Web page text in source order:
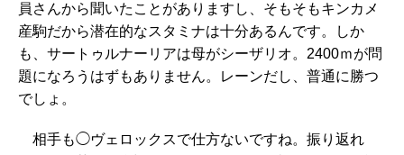
員さんから聞いたことがありますし、そもそもキンカメ
産駒だから潜在的なスタミナは十分あるんです。しか
も、サートゥルナーリアは母がシーザリオ。2400ｍが問
題になろうはずもありません。レーンだし、普通に勝つ
でしょ。
相手も◯ヴェロックスで仕方ないですね。振り返れ